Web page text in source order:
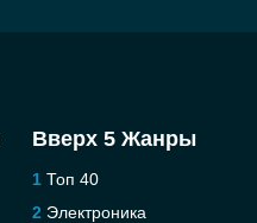
Вверх 5 Жанры
Топ 40
Электроника